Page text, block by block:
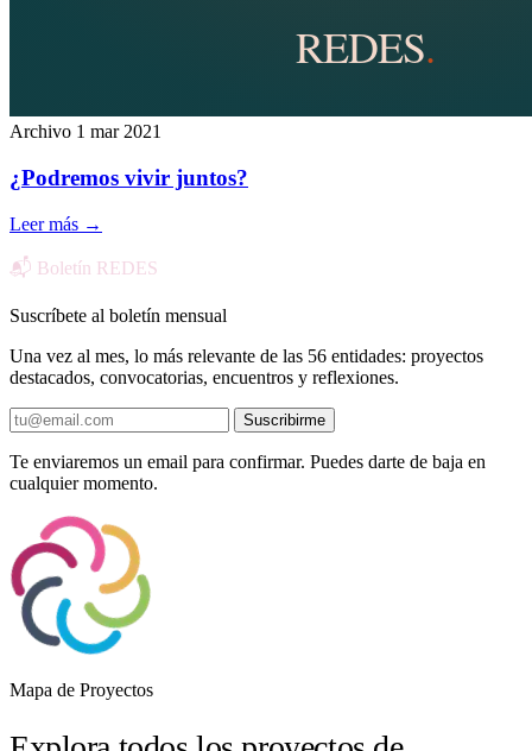
Archivo 1 mar 2021
¿Podremos vivir juntos?
Leer más →
📬 Boletín REDES
Suscríbete al boletín mensual
Una vez al mes, lo más relevante de las 56 entidades: proyectos
destacados, convocatorias, encuentros y reflexiones.
Suscribirme
Te enviaremos un email para confirmar. Puedes darte de baja en
cualquier momento.
Mapa de Proyectos